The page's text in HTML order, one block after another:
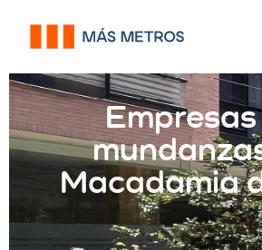
Macadamia